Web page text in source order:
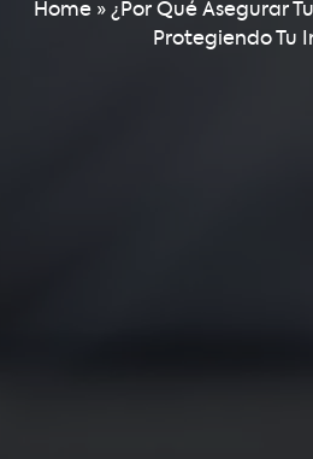
Home » ¿Por Qué Asegurar
Protegiendo Tu